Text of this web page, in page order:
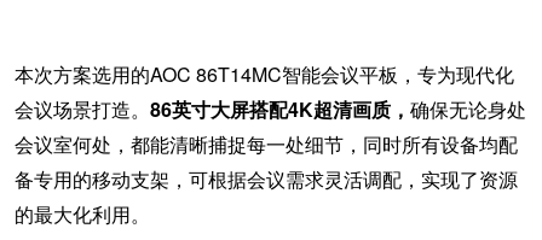
本次方案选用的AOC 86T14MC智能会议平板，专为现代化
会议场景打造。 86英寸大屏搭配4K超清画质， 确保无论身处
会议室何处，都能清晰捕捉每一处细节，同时所有设备均配
备专用的移动支架，可根据会议需求灵活调配，实现了资源
的最大化利用。